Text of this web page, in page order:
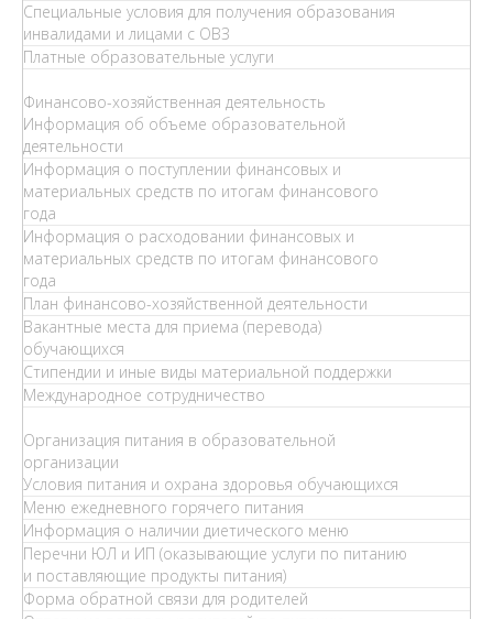
Специальные условия для получения образования
инвалидами и лицами с ОВЗ
Платные образовательные услуги
Финансово-хозяйственная деятельность
Информация об объеме образовательной
деятельности
Информация о поступлении финансовых и
материальных средств по итогам финансового
года
Информация о расходовании финансовых и
материальных средств по итогам финансового
года
План финансово-хозяйственной деятельности
Вакантные места для приема (перевода)
обучающихся
Стипендии и иные виды материальной поддержки
Международное сотрудничество
Организация питания в образовательной
организации
Условия питания и охрана здоровья обучающихся
Меню ежедневного горячего питания
Информация о наличии диетического меню
Перечни ЮЛ и ИП (оказывающие услуги по питанию
и поставляющие продукты питания)
Форма обратной связи для родителей